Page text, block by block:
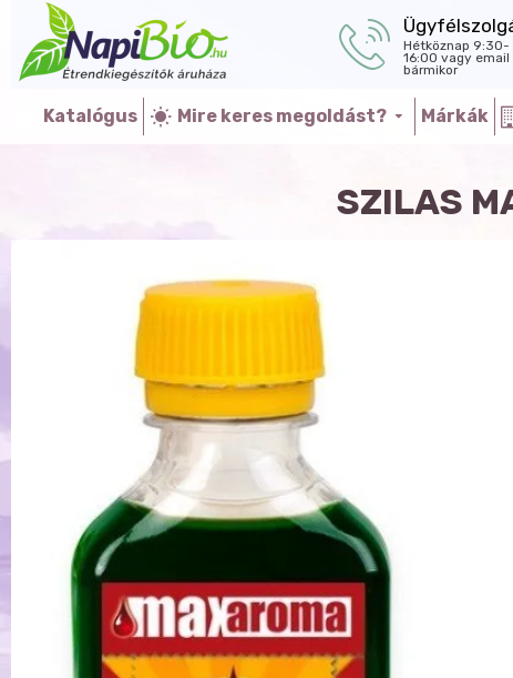
Hétköznap 9:30-
16:00 vagy email
bármikor
Katalógus Mire keres megoldást? Márkák
SZILAS